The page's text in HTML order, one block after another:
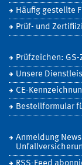
Häufig gestellte
Prüf- und
Prüfzeichen: GS-
Unsere
CE-
Bestellformular
Anmeldung